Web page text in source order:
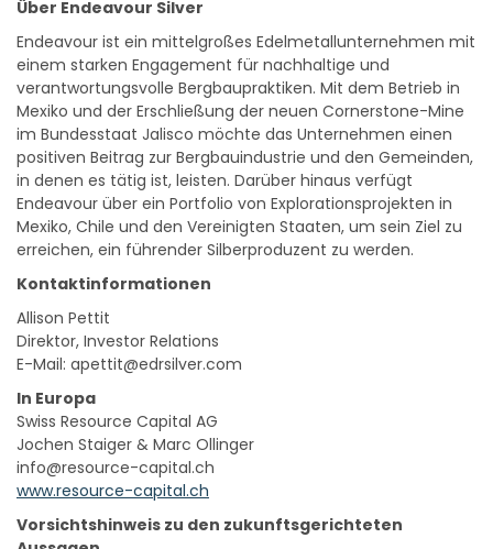
einem starken Engagement für nachhaltige und
verantwortungsvolle Bergbaupraktiken. Mit dem Betrieb in
Mexiko und der Erschließung der neuen Cornerstone-Mine
im Bundesstaat Jalisco möchte das Unternehmen einen
positiven Beitrag zur Bergbauindustrie und den Gemeinden,
in denen es tätig ist, leisten. Darüber hinaus verfügt
Endeavour über ein Portfolio von Explorationsprojekten in
Mexiko, Chile und den Vereinigten Staaten, um sein Ziel zu
erreichen, ein führender Silberproduzent zu werden.
Kontaktinformationen
Direktor, Investor Relations
E-Mail: apettit@edrsilver.com
In Europa
Swiss Resource Capital AG
Jochen Staiger & Marc Ollinger
info@resource-capital.ch
www.resource-capital.ch
Vorsichtshinweis zu den zukunftsgerichteten
Aussagen